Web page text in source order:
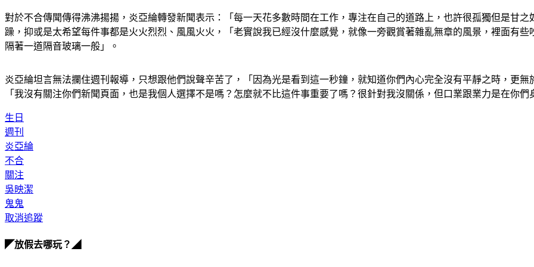
對於不合傳聞傳得沸沸揚揚，炎亞綸轉發新聞表示：「每一天花多數時間在工作，專注在自己的道路上，也許很孤獨但是甘
躁，抑或是太希望每件事都是火火烈烈、風風火火，「老實說我已經沒什麼感覺，就像一旁觀賞著雜亂無章的風景，裡面有
隔著一道隔音玻璃一般」。
炎亞綸坦言無法攔住週刊報導，只想跟他們說聲辛苦了，「因為光是看到這一秒鐘，就知道你們內心完全沒有平靜之時，更
「我沒有關注你們新聞頁面，也是我個人選擇不是嗎？怎麼就不比這件事重要了嗎？很針對我沒關係，但口業跟業力是在你們
生日
週刊
炎亞綸
不合
關注
吳映潔
鬼鬼
取消追蹤
◤放假去哪玩？◢